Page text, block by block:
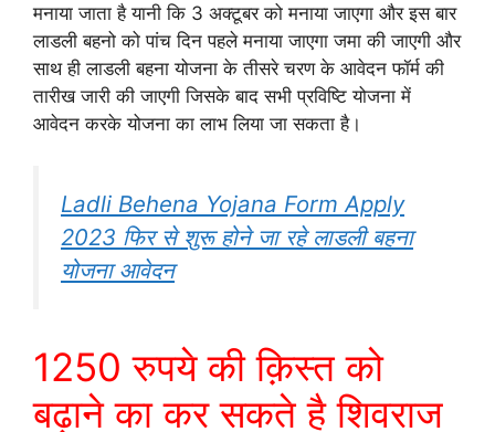
मनाया जाता है यानी कि 3 अक्टूबर को मनाया जाएगा और इस बार
लाडली बहनो को पांच दिन पहले मनाया जाएगा जमा की जाएगी और
साथ ही लाडली बहना योजना के तीसरे चरण के आवेदन फॉर्म की
तारीख जारी की जाएगी जिसके बाद सभी प्रविष्टि योजना में
आवेदन करके योजना का लाभ लिया जा सकता है।
Ladli Behena Yojana Form Apply
2023 फिर से शुरू होने जा रहे लाडली बहना
योजना आवेदन
1250 रुपये की क़िस्त को
बढ़ाने का कर सकते है शिवराज